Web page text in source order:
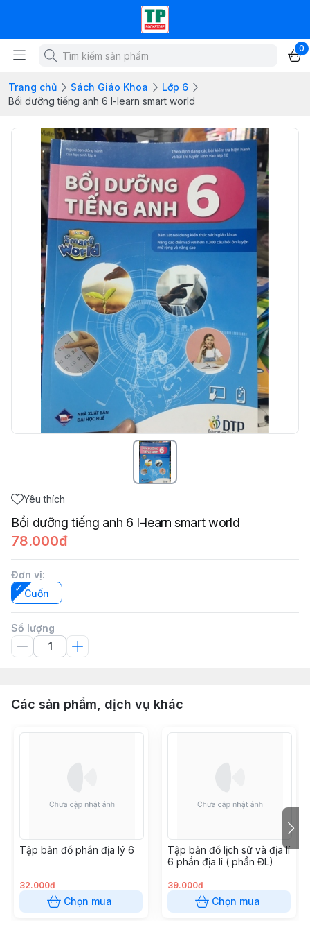
0
Trang chủ Sách Giáo Khoa
Lớp 6
Bồi dưỡng tiếng anh 6 I-learn smart world
Yêu thích
Bồi dưỡng tiếng anh 6 I-learn smart world
78.000đ
Đơn vị:
Cuốn
Số lượng
Các sản phẩm, dịch vụ khác
Tập bản đồ phần địa lý 6
32.000đ
Chọn mua
Tập bản đồ lịch sử và địa lí
6 phần địa lí ( phần ĐL)
39.000đ
Chọn mua